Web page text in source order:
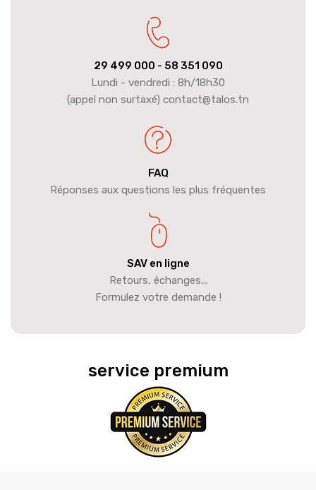
29 499 000 - 58 351 090
Lundi - vendredi : 8h/18h30
(appel non surtaxé) contact@talos.tn
FAQ
Réponses aux questions les plus fréquentes
SAV en ligne
Retours, échanges...
Formulez votre demande !
service premium